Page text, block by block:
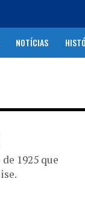
NOTÍCIAS
1925 que